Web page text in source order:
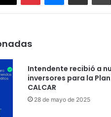
Intendente recibió a
inversores para la
CALCAR
28 de mayo de 2025